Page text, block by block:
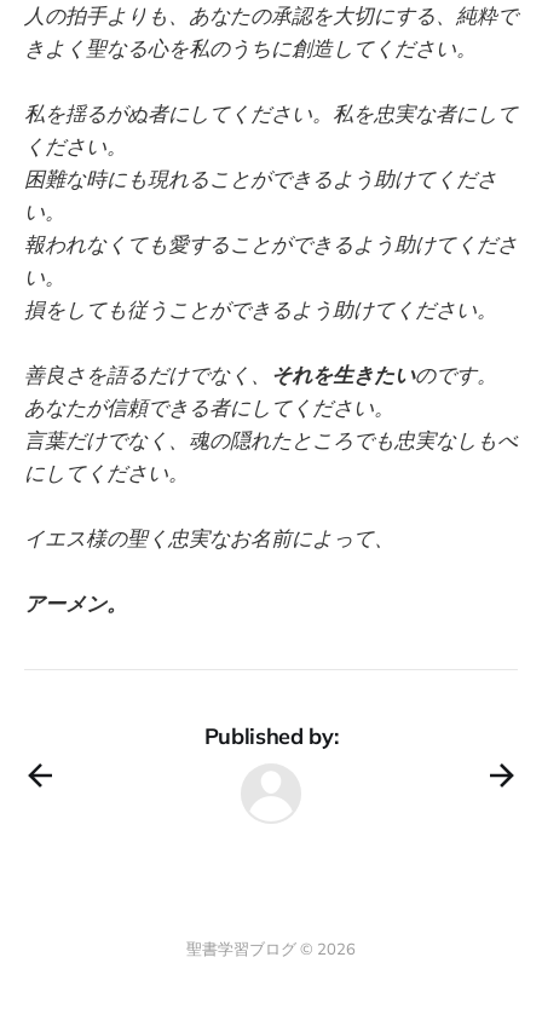
人の拍手よりも、あなたの承認を大切にする、純粋で
きよく聖なる心を私のうちに創造してください。
私を揺るがぬ者にしてください。私を忠実な者にして
ください。
困難な時にも現れることができるよう助けてくださ
い。
報われなくても愛することができるよう助けてくださ
い。
損をしても従うことができるよう助けてください。
善良さを語るだけでなく、 それを生きたいのです。
あなたが信頼できる者にしてください。
言葉だけでなく、魂の隠れたところでも忠実なしもべ
にしてください。
イエス様の聖く忠実なお名前によって、
アーメン。
Published by:
聖書学習ブログ © 2026